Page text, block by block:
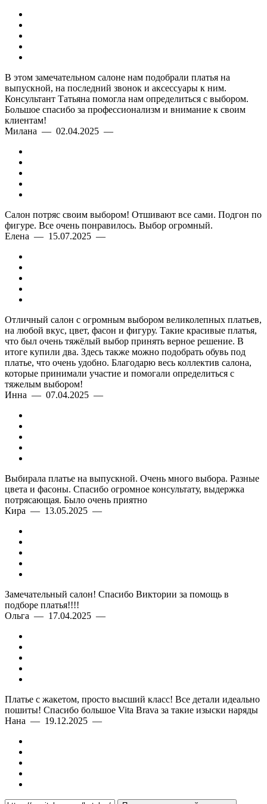
В этом замечательном салоне нам подобрали платья на
выпускной, на последний звонок и аксессуары к ним.
Консультант Татьяна помогла нам определиться с выбором.
Большое спасибо за профессионализм и внимание к своим
клиентам!
Милана — 02.04.2025 —
Салон потряс своим выбором! Отшивают все сами. Подгон по
фигуре. Все очень понравилось. Выбор огромный.
Елена — 15.07.2025 —
Отличный салон с огромным выбором великолепных платьев,
на любой вкус, цвет, фасон и фигуру. Такие красивые платья,
что был очень тяжёлый выбор принять верное решение. В
итоге купили два. Здесь также можно подобрать обувь под
платье, что очень удобно. Благодарю весь коллектив салона,
которые принимали участие и помогали определиться с
тяжелым выбором!
Инна — 07.04.2025 —
Выбирала платье на выпускной. Очень много выбора. Разные
цвета и фасоны. Спасибо огромное консультату, выдержка
потрясающая. Было очень приятно
Кира — 13.05.2025 —
Замечательный салон! Спасибо Виктории за помощь в
подборе платья!!!!
Ольга — 17.04.2025 —
Платье с жакетом, просто высший класс! Все детали идеально
пошиты! Спасибо большое Vita Brava за такие изыски наряды
Нана — 19.12.2025 —